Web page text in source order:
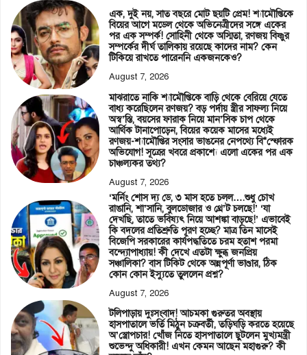
এক, দুই নয়, সাত বছরে মোট ছয়টি প্রেম! শ্যামৌপ্তিকে
বিয়ের আগে মডেল থেকে অভিনেত্রীদের সঙ্গে একের
পর এক সম্পর্ক! সোহিনী থেকে অস্মিতা, রণজয় বিষ্ণুর
সম্পর্কের দীর্ঘ তালিকায় রয়েছে কাদের নাম? কেন
টিকিয়ে রাখতে পারেননি একজনকেও?
August 7, 2026
মাঝরাতে নাকি শ্যামৌপ্তিকে বাড়ি থেকে বেরিয়ে যেতে
বাধ্য করেছিলেন রণজয়? বড় পর্দায় স্ত্রীর সাফল্য নিয়ে
অস্ব’স্তি, বয়সের ফারাক নিয়ে মান’সিক চাপ থেকে
আর্থিক টানাপোড়েন, বিয়ের কয়েক মাসের মধ্যেই
রণজয়-শ্যামৌপ্তির সংসার ভাঙনের নেপথ্যে বি*স্ফোরক
অভিযোগ! সূত্রের খবরে প্রকাশ্যে এলো একের পর এক
চাঞ্চল্যকর তথ্য?
August 7, 2026
‘মর্নিং শোস দ্য ডে, ৩ মাস হতে চলল….শুধু চোখ
রাঙানি, শা’সানি, বুলডোজার ও থ্রে’ট চলছে!’ ‘যা
দেখছি, তাতে ভবিষ্যৎ নিয়ে আশঙ্কা বাড়ছে!’ এভাবেই
কি বদলের প্রতিশ্রুতি পূরণ হচ্ছে? মাত্র তিন মাসেই
বিজেপি সরকারের কার্যপদ্ধতিতে চরম হতাশ পরমা
বন্দ্যোপাধ্যায়! কী দেখে এতটা ক্ষুব্ধ জনপ্রিয়
সঞ্চালিকা? বাস টিকিট থেকে অন্নপূর্ণা ভাণ্ডার, ঠিক
কোন কোন ইস্যুতে তুললেন প্রশ্ন?
August 7, 2026
টলিপাড়ায় দুঃসংবাদ! আচমকা গুরুতর অবস্থায়
হাসপাতালে ভর্তি মিঠুন চক্রবর্তী, তড়িঘড়ি করতে হয়েছে
অ’স্ত্রোপচার! খোঁজ নিতে হাসপাতালে ছুটলেন মুখ্যমন্ত্রী
শুভেন্দু অধিকারী! এখন কেমন আছেন মহাগুরু? কী